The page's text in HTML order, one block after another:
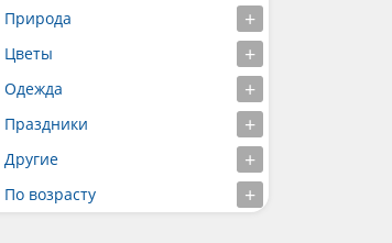
Природа
Цветы
Одежда
Праздники
Другие
По возрасту